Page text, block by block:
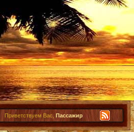
Приветствуем Вас, Пассажир